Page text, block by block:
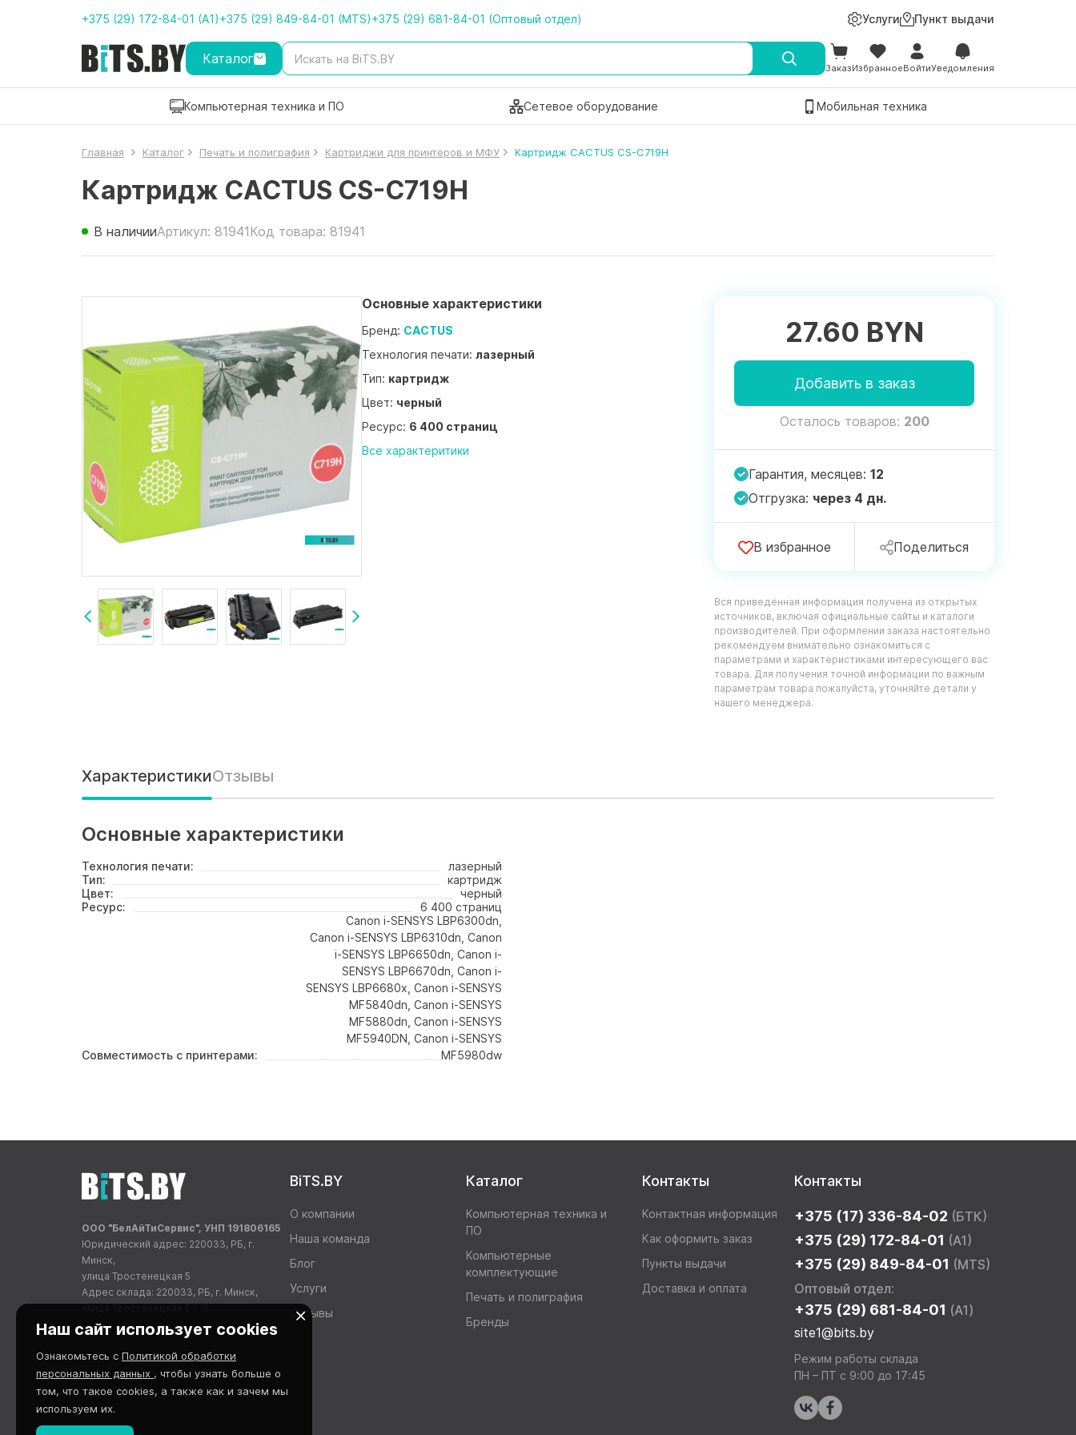
+375 (29) 172-84-01 (A1)+375 (29) 849-84-01 (MTS)+375 (29) 681-84-01 (Оптовый отдел) Услуги Пункт выдачи
Каталог
ЗаказИзбранноеВойтиУведомления
Компьютерная техника и ПО Сетевое оборудование Мобильная техника
Главная Каталог Печать и полиграфия Картриджи для принтеров и МФУ Картридж CACTUS CS-C719H
Картридж CACTUS CS-C719H
В наличииАртикул: 81941Код товара: 81941
Основные характеристики
Бренд: CACTUS
Технология печати: лазерный
Тип: картридж
Цвет: черный
Ресурс: 6 400 страниц
Все характеритики
27.60 BYN
Добавить в заказ
Осталось товаров: 200
Гарантия, месяцев: 12
Отгрузка: через 4 дн.
В избранное Поделиться
Вся приведённая информация получена из открытых
источников, включая официальные сайты и каталоги
производителей. При оформлении заказа настоятельно
рекомендуем внимательно ознакомиться с
параметрами и характеристиками интересующего вас
товара. Для получения точной информации по важным
параметрам товара пожалуйста, уточняйте детали у
нашего менеджера.
ХарактеристикиОтзывы
Основные характеристики
Технология печати:
лазерный
Тип:
картридж
Цвет:
черный
Ресурс:
6 400 страниц
Совместимость с принтерами:
Canon i-SENSYS LBP6300dn,
Canon i-SENSYS LBP6310dn, Canon
i-SENSYS LBP6650dn, Canon i-
SENSYS LBP6670dn, Canon i-
SENSYS LBP6680x, Canon i-SENSYS
MF5840dn, Canon i-SENSYS
MF5880dn, Canon i-SENSYS
MF5940DN, Canon i-SENSYS
MF5980dw
Контакты
+375 (17) 336-84-02 (БТК)
+375 (29) 172-84-01 (A1)
+375 (29) 849-84-01 (MTS)
Оптовый отдел:
+375 (29) 681-84-01 (A1)
site1@bits.by
Режим работы склада
ПН – ПТ с 9:00 до 17:45
BiTS.BY
О компании
Наша команда
Блог
Услуги
Отзывы
Каталог
Компьютерная техника и
ПО
Компьютерные
комплектующие
Печать и полиграфия
Бренды
Контакты
Контактная информация
Как оформить заказ
Пункты выдачи
Доставка и оплата
ООО "БелАйТиСервис", УНП 191806165
Юридический адрес: 220033, РБ, г.
Минск,
улица Тростенецкая 5
Адрес склада: 220033, РБ, г. Минск,
Наш сайт использует cookies
Ознакомьтесь с Политикой обработки
персональных данных , чтобы узнать больше о
том, что такое cookies, а также как и зачем мы
используем их.